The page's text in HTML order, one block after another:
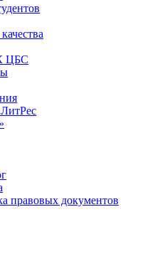
ЦБС
правовых документов